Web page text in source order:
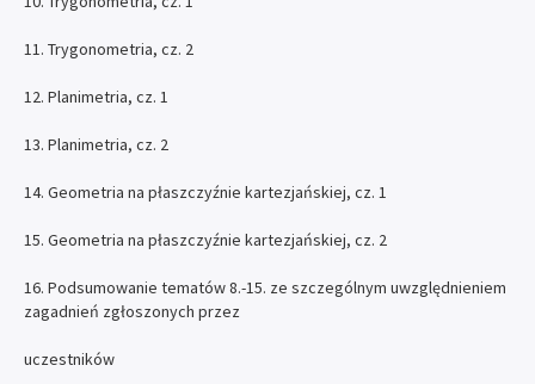
11. Trygonometria, cz. 2
12. Planimetria, cz. 1
13. Planimetria, cz. 2
14. Geometria na płaszczyźnie kartezjańskiej, cz. 1
15. Geometria na płaszczyźnie kartezjańskiej, cz. 2
16. Podsumowanie tematów 8.-15. ze szczególnym uwzględnieniem
zagadnień zgłoszonych przez
uczestników